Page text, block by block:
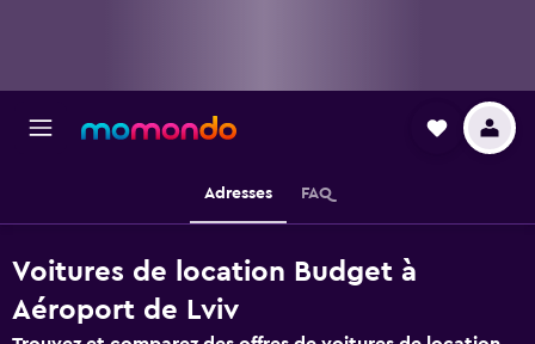
Adresses FAQ
Voitures de location Budget à
Aéroport de Lviv